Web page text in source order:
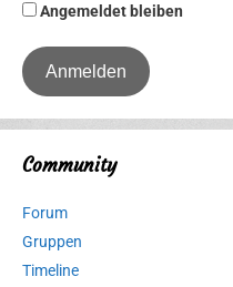
Angemeldet bleiben
Community
Forum
Gruppen
Timeline